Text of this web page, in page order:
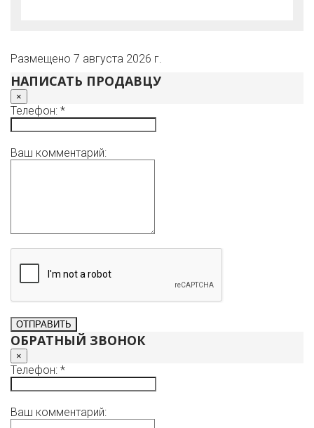
Размещено 7 августа 2026 г.
НАПИСАТЬ ПРОДАВЦУ
×
Телефон: *
Ваш комментарий:
ОБРАТНЫЙ ЗВОНОК
×
Телефон: *
Ваш комментарий: